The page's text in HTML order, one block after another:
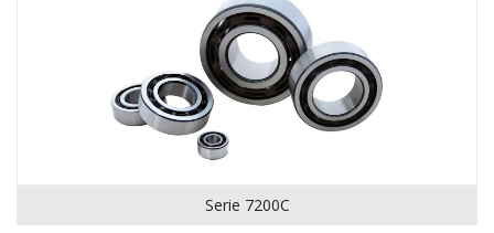
Serie 7200C